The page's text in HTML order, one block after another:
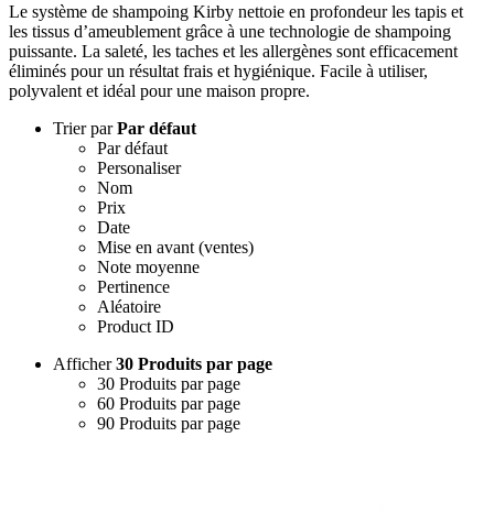
Le système de shampoing Kirby nettoie en profondeur les tapis et
les tissus d’ameublement grâce à une technologie de shampoing
puissante. La saleté, les taches et les allergènes sont efficacement
éliminés pour un résultat frais et hygiénique. Facile à utiliser,
polyvalent et idéal pour une maison propre.
Trier parPar défaut
Par défaut
Personaliser
Nom
Prix
Date
Mise en avant (ventes)
Note moyenne
Pertinence
Aléatoire
Product ID
Afficher30 Produits par page
30 Produits par page
60 Produits par page
90 Produits par page